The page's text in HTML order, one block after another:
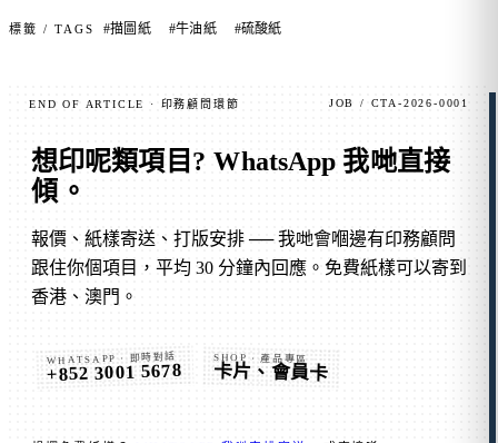
標籤 / TAGS #描圖紙 #牛油紙 #硫酸紙
END OF ARTICLE · 印務顧問環節 JOB / CTA-2026-0001
想印呢類項目? WhatsApp 我哋直接
傾 。
報價、紙樣寄送、打版安排 ── 我哋會嗰邊有印務顧問
跟住你個項目，平均 30 分鐘內回應。免費紙樣可以寄到
香港、澳門。
WHATSAPP · 即時對話
+852 3001 5678
SHOP · 產品專區
卡片、會員卡